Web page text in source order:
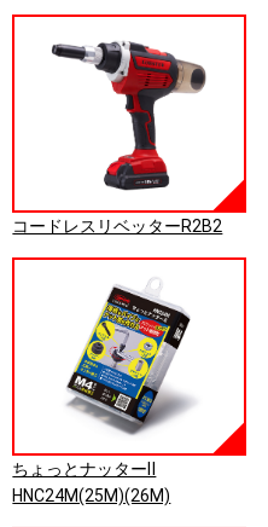
コードレスリベッターR2B2
ちょっとナッターⅡ
HNC24M(25M)(26M)